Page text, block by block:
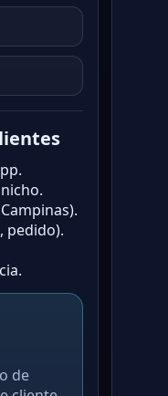
pedido).
de